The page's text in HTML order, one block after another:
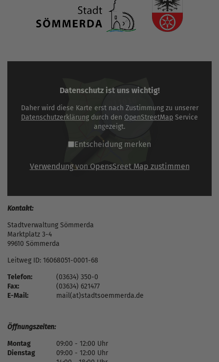
Datenschutz ist uns wichtig!
Daher wird diese Karte erst nach Zustimmung zu unserer
Datenschutzerklärung durch den OpenStreetMap Service
angezeigt.
Entscheidung merken
Verwendung von OpensSreet Map zustimmen
Kontakt:
Stadtverwaltung Sömmerda
Marktplatz 3-4
99610 Sömmerda
Leitweg ID: 16068051-0001-68
Telefon:
(03634) 350-0
Fax:
(03634) 621477
E-Mail:
mail(at)stadtsoemmerda.de
Öffnungszeiten:
Montag
09:00 - 12:00 Uhr
Dienstag
09:00 - 12:00 Uhr